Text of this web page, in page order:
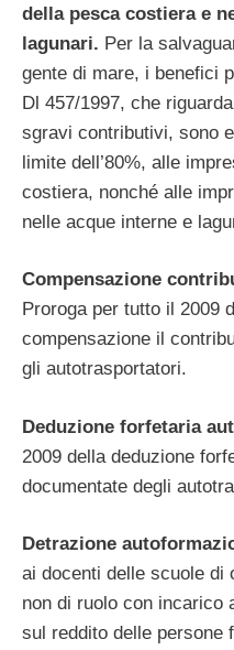
della pesca costiera e
lagunari. Per la
gente di mare, i benefici
Dl 457/1997, che
sgravi contributivi, sono
limite dell’80%, alle
costiera, nonché alle
nelle acque interne e
Compensazione
Proroga per tutto il 2009
compensazione il
gli autotrasportatori.
Deduzione forfetaria
2009 della deduzione
documentate degli
Detrazione
ai docenti delle scuole di
non di ruolo con incarico
sul reddito delle persone